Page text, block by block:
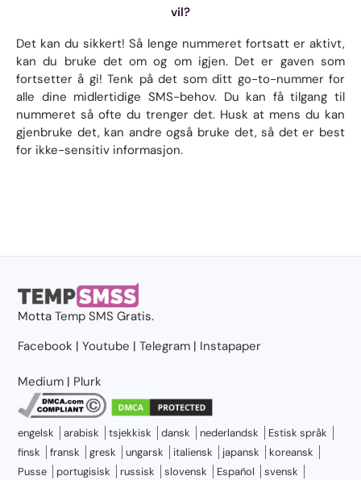
vil?
Det kan du sikkert! Så lenge nummeret fortsatt er aktivt,
kan du bruke det om og om igjen. Det er gaven som
fortsetter å gi! Tenk på det som ditt go-to-nummer for
alle dine midlertidige SMS-behov. Du kan få tilgang til
nummeret så ofte du trenger det. Husk at mens du kan
gjenbruke det, kan andre også bruke det, så det er best
for ikke-sensitiv informasjon.
MottaTemp SMS Gratis.
Facebook |Youtube |Telegram | Instapaper
Medium | Plurk
engelsk arabisk tsjekkisk dansk nederlandsk
Estisk språk
finsk
fransk gresk ungarsk italiensk japansk
koreansk
Pusse
portugisisk russisk slovensk Español
svensk